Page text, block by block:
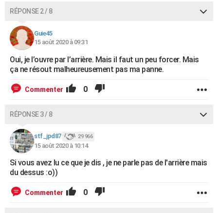
RÉPONSE 2 / 8
Guie45
15 août 2020 à 09:31
Oui, je l’ouvre par l’arrière. Mais il faut un peu forcer. Mais
ça ne résout malheureusement pas ma panne.
Commenter 0
RÉPONSE 3 / 8
stf_jpd87 29 966
15 août 2020 à 10:14
Si vous avez lu ce que je dis , je ne parle pas de l'arrière mais
du dessus :o))
Commenter 0